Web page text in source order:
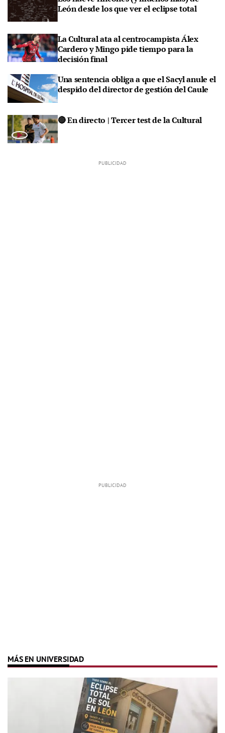
León desde los que ver el eclipse total
La Cultural ata al centrocampista Álex
Cardero y Mingo pide tiempo para la
decisión final
Una sentencia obliga a que el Sacyl anule el
despido del director de gestión del Caule
🔴 En directo | Tercer test de la Cultural
MÁS EN UNIVERSIDAD